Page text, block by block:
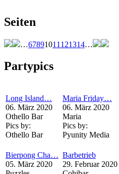
Seiten
…67891011 121314…
Partypics
Long Island…
06. März 2020
Othello Bar
Pics by:
Othello Bar
Maria Friday…
06. März 2020
Maria
Pics by:
Pyunity Media
Bierpong Cha…
05. März 2020
Barbetrieb
29. Februar 2020